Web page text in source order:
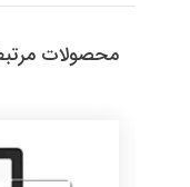
محصولات